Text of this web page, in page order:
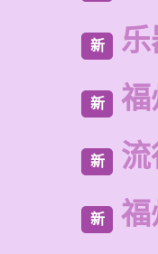
新
新 福
新
新 福